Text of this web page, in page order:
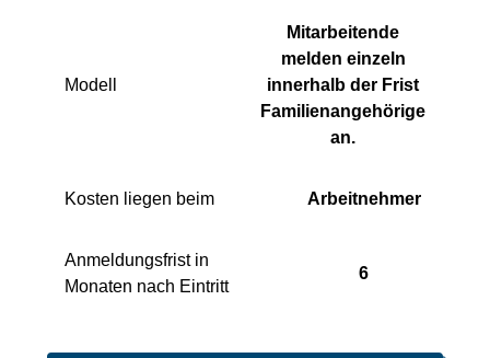
Modell
Mitarbeitende
melden einzeln
innerhalb der Frist
Familienangehörige
an.
Kosten liegen beim Arbeitnehmer
Anmeldungsfrist in
Monaten nach Eintritt
6